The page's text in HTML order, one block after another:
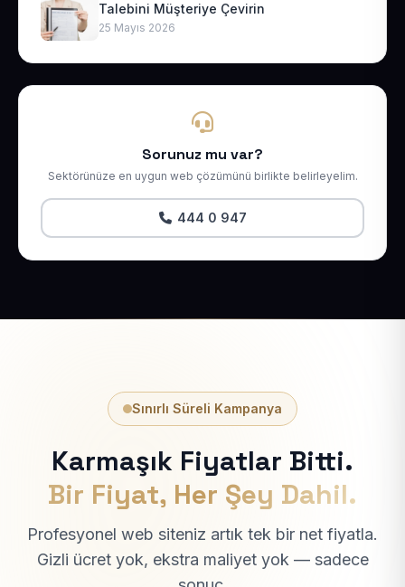
Talebini Müşteriye Çevirin
25 Mayıs 2026
Sorunuz mu var?
Sektörünüze en uygun web çözümünü birlikte belirleyelim.
444 0 947
Sınırlı Süreli Kampanya
Karmaşık Fiyatlar Bitti.
Bir Fiyat, Her Şey Dahil.
Profesyonel web siteniz artık tek bir net fiyatla.
Gizli ücret yok, ekstra maliyet yok — sadece